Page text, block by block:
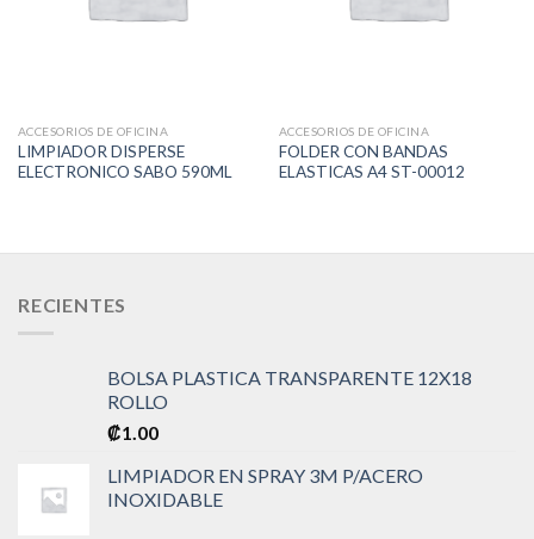
ACCESORIOS DE OFICINA
LIMPIADOR DISPERSE
ELECTRONICO SABO 590ML
ACCESORIOS DE OFICINA
FOLDER CON BANDAS
ELASTICAS A4 ST-00012
RECIENTES
BOLSA PLASTICA TRANSPARENTE 12X18
ROLLO
₡1.00
LIMPIADOR EN SPRAY 3M P/ACERO
INOXIDABLE